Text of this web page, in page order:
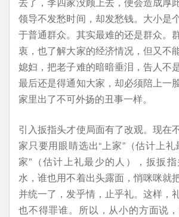
领导不发愁时间，却发愁钱。大小是
于普通群众。其实最难的还是群众。
衷，也了解大家的经济情况，但又不
媳妇，把老子难的暗暗垂泪，告人不
最后还是得通知大家，却必须陪上一
家里出了不可外扬的丑事一样。
引入扳指头才使局面有了改观。现在
家只要用眼睛选出“上家”（估计上
家”（估计上礼最少的人），扳扳
水，谁也用不着出头露面，悄咪咪就
并统一了，发乎情，止乎礼。这样，
也不得罪谁。所以，从小的方面说